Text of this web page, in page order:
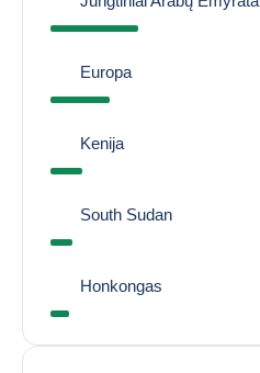
Europa
Kenija
South Sudan
Honkongas